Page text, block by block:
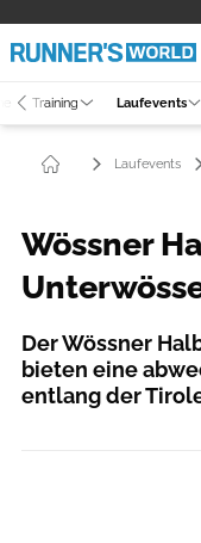
Training Laufevents
Laufevents
Wössner
Der Wössner
bieten eine
entlang der